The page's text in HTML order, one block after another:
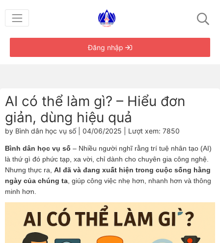
Đăng nhập
AI có thể làm gì? – Hiểu đơn
giản, dùng hiệu quả
by Bình dân học vụ số | 04/06/2025 | Lượt xem: 7850
Bình dân học vụ số – Nhiều người nghĩ rằng trí tuệ nhân tạo (AI)
là thứ gì đó phức tạp, xa vời, chỉ dành cho chuyên gia công nghệ.
Nhưng thực ra, AI đã và đang xuất hiện trong cuộc sống hằng
ngày của chúng ta , giúp công việc nhẹ hơn, nhanh hơn và thông
minh hơn.